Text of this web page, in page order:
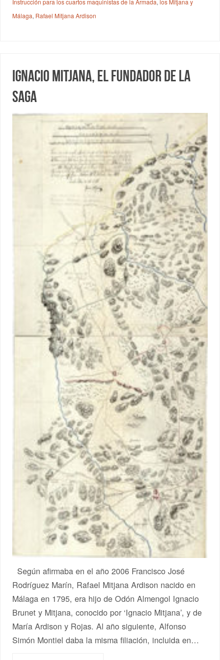
Instrucción para los cuartos maquinistas de la Armada,los Mitjana y
Málaga, Rafael Mitjana Ardison
Ignacio Mitjana, el fundador de la
saga
Según afirmaba en el año 2006 Francisco José
Rodríguez Marín, Rafael Mitjana Ardison nacido en
Málaga en 1795, era hijo de Odón Almengol Ignacio
Brunet y Mitjana, conocido por ‘Ignacio Mitjana’, y de
María Ardison y Rojas. Al año siguiente, Alfonso
Simón Montiel daba la misma filiación, incluida en…